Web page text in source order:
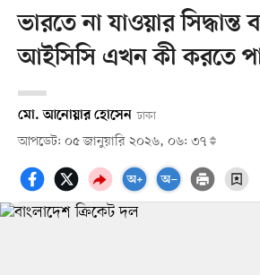
ভারতে না যাওয়ার সিদ্ধান্ত
আইসিসি এখন কী করতে
মো. আনোয়ার হোসেন ঢাকা
আপডেট: ০৫ জানুয়ারি ২০২৬, ০৬: ৩৭